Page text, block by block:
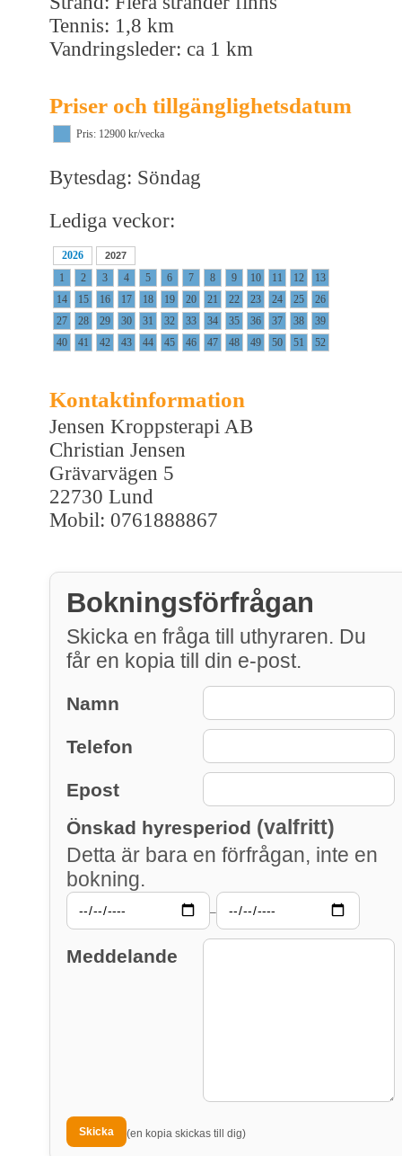
Tennis: 1,8 km
Vandringsleder: ca 1 km
Priser och tillgänglighetsdatum
Pris: 12900 kr/vecka
Bytesdag: Söndag
Lediga veckor:
2026 2027
1 2 3 4 5 6 7 8 9 10 11 12
13
14
15 16 17 18 19 20 21 22 23 24 25
26
27
28 29 30 31 32 33 34 35 36 37 38
39
40
41 42 43 44 45 46 47 48 49 50 51 52
Kontaktinformation
Jensen Kroppsterapi AB
Christian Jensen
Grävarvägen 5
22730 Lund
Mobil: 0761888867
Bokningsförfrågan
Skicka en fråga till uthyraren. Du
får en kopia till din e-post.
Namn
Telefon
Epost
Önskad hyresperiod (valfritt)
Detta är bara en förfrågan, inte en
bokning.
–
Meddelande
(en kopia skickas till dig)